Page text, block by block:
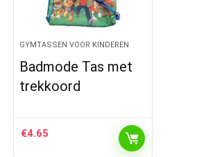
GYMTASSEN VOOR KINDEREN
Badmode Tas met
trekkoord
€4.65